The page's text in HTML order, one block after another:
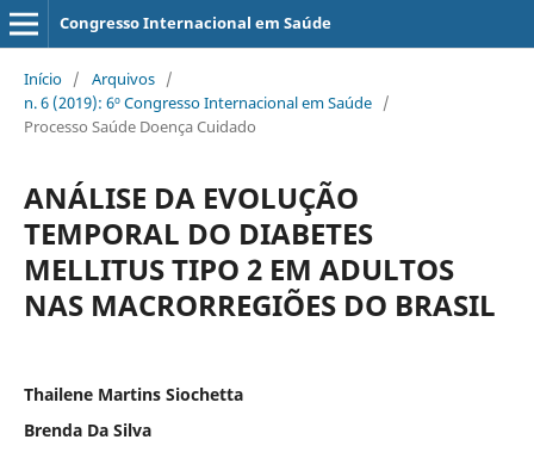
Congresso Internacional em Saúde
Início / Arquivos /
n. 6 (2019): 6º Congresso Internacional em Saúde /
Processo Saúde Doença Cuidado
ANÁLISE DA EVOLUÇÃO
TEMPORAL DO DIABETES
MELLITUS TIPO 2 EM ADULTOS
NAS MACRORREGIÕES DO BRASIL
Thailene Martins Siochetta
Brenda Da Silva